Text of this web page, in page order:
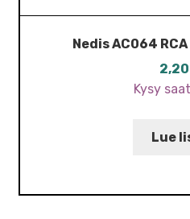
Nedis AC064
2,20
Kysy
Lue